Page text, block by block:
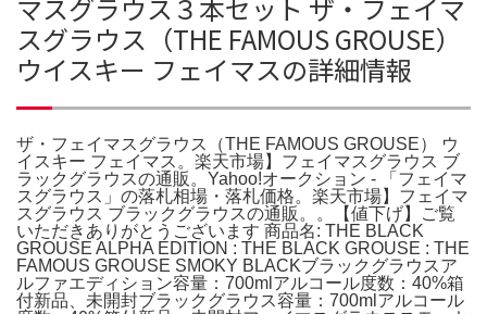
マスグラウス３本セット ザ・フェイマ
スグラウス（THE FAMOUS GROUSE）
ウイスキー フェイマスの詳細情報
ザ・フェイマスグラウス（THE FAMOUS GROUSE） ウ
イスキー フェイマス。楽天市場】フェイマスグラウス ブ
ラックグラウスの通販。Yahoo!オークション - 「フェイマ
スグラウス」の落札相場・落札価格。楽天市場】フェイマ
スグラウス ブラックグラウスの通販。。【値下げ】ご覧
いただきありがとうございます 商品名: THE BLACK
GROUSE ALPHA EDITION : THE BLACK GROUSE : THE
FAMOUS GROUSE SMOKY BLACKブラックグラウスア
ルファエディション容量：700mlアルコール度数：40%箱
付新品、未開封ブラックグラウス容量：700mlアルコール